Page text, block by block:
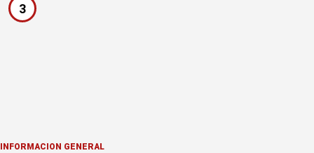
3
INFORMACION GENERAL